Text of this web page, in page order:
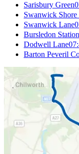
Sarisbury Green
Swanwick Shore
Swanwick Lane
Bursledon Station
Dodwell Lane
Barton Peveril